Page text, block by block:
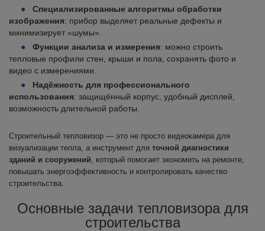
Специализированные алгоритмы обработки
изображения: прибор выделяет реальные дефекты и
минимизирует «шумы».
Функции анализа и измерения: можно строить
тепловые профили стен, крыши и пола, сохранять фото и
видео с измерениями.
Надёжность для профессионального
использования: защищённый корпус, удобный дисплей,
возможность длительной работы.
Строительный тепловизор — это не просто видеокамера для
визуализации тепла, а инструмент для точной диагностики
зданий и сооружений, который помогает экономить на ремонте,
повышать энергоэффективность и контролировать качество
строительства.
Основные задачи тепловизора для
строительства